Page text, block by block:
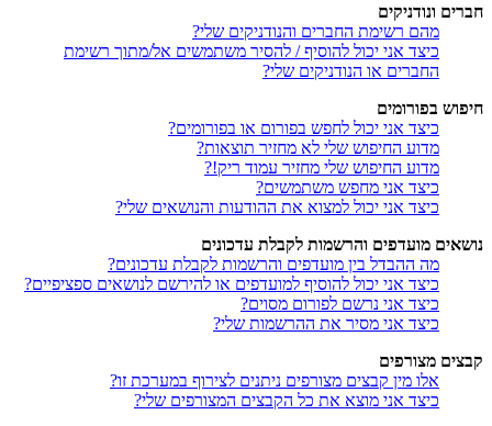
חברים ונודניקים
מהם רשימת החברים והנודניקים שלי?
כיצד אני יכול להוסיף / להסיר משתמשים אל/מתוך רשימת
החברים או הנודניקים שלי?
חיפוש בפורומים
כיצד אני יכול לחפש בפורום או בפורומים?
מדוע החיפוש שלי לא מחזיר תוצאות?
מדוע החיפוש שלי מחזיר עמוד ריק!?
כיצד אני מחפש משתמשים?
כיצד אני יכול למצוא את ההודעות והנושאים שלי?
נושאים מועדפים והרשמות לקבלת עדכונים
מה ההבדל בין מועדפים והרשמות לקבלת עדכונים?
כיצד אני יכול להוסיף למועדפים או להירשם לנושאים ספציפיים?
כיצד אני נרשם לפורום מסוים?
כיצד אני מסיר את ההרשמות שלי?
קבצים מצורפים
אלו מין קבצים מצורפים ניתנים לצירוף במערכת זו?
כיצד אני מוצא את כל הקבצים המצורפים שלי?